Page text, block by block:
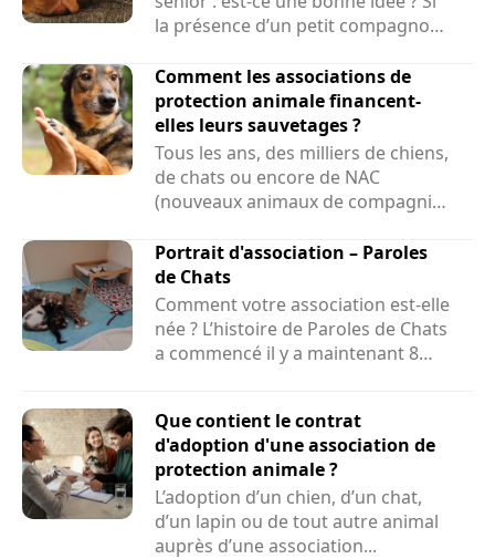
la présence d’un petit compagnon
Comment les associations de
protection animale financent-
elles leurs sauvetages ?
Tous les ans, des milliers de chiens,
de chats ou encore de NAC
(nouveaux animaux de compagnie)
Portrait d'association – Paroles
de Chats
Comment votre association est-elle
née ? L’histoire de Paroles de Chats
a commencé il y a maintenant 8
Que contient le contrat
d'adoption d'une association de
protection animale ?
L’adoption d’un chien, d’un chat,
d’un lapin ou de tout autre animal
auprès d’une association...